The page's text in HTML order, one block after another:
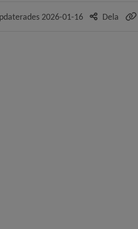
arbete
brandförsvar
2026-01-16 Dela